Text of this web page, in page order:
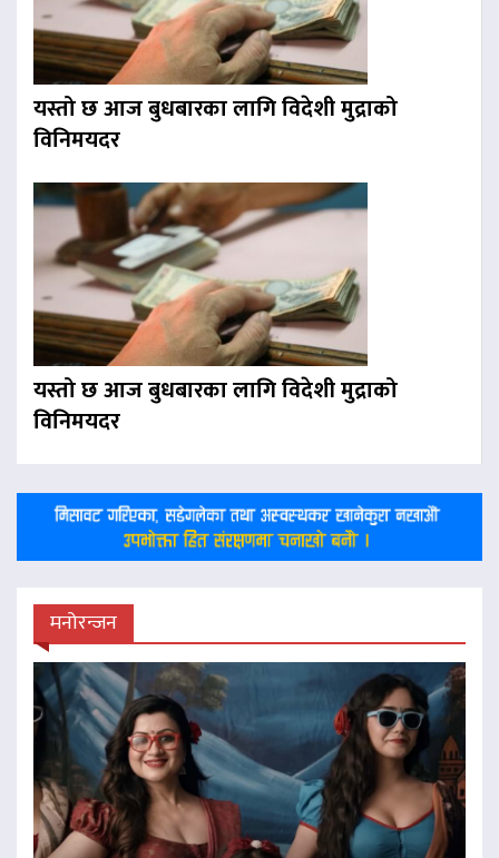
यस्तो छ आज बुधबारका लागि विदेशी मुद्राको
विनिमयदर
यस्तो छ आज बुधबारका लागि विदेशी मुद्राको
विनिमयदर
मनोरन्जन